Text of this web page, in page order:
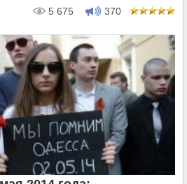
5 675 370